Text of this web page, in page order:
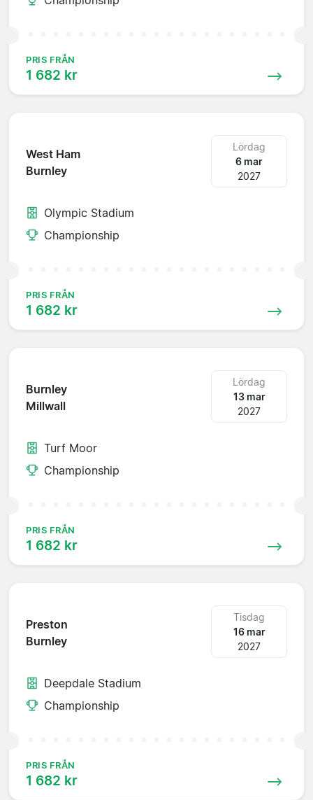
PRIS FRÅN
1 682 kr
West Ham
Burnley
Lördag
6 mar
2027
Olympic Stadium
Championship
PRIS FRÅN
1 682 kr
Burnley
Millwall
Lördag
13 mar
2027
Turf Moor
Championship
PRIS FRÅN
1 682 kr
Preston
Burnley
Tisdag
16 mar
2027
Deepdale Stadium
Championship
PRIS FRÅN
1 682 kr